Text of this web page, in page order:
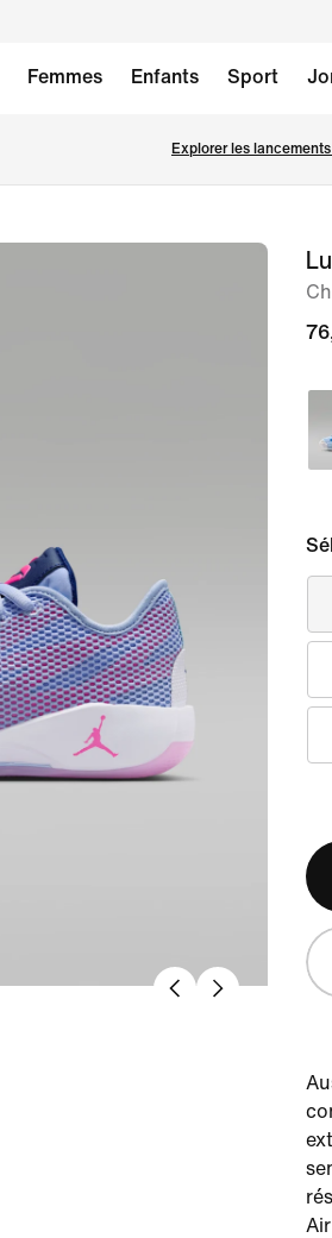
Femmes Enfants Sport
Explorer les
image 1